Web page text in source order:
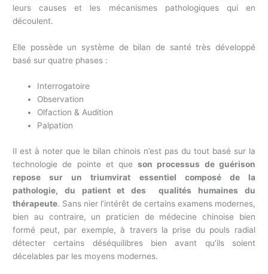
leurs causes et les mécanismes pathologiques qui en
découlent.
Elle possède un système de bilan de santé très développé
basé sur quatre phases :
Interrogatoire
Observation
Olfaction & Audition
Palpation
Il est à noter que le bilan chinois n’est pas du tout basé sur la
technologie de pointe et queson processus de guérison
repose sur un triumvirat essentiel composé de la
pathologie, du patient et des qualités humaines du
thérapeute. Sans nier l’intérêt de certains examens modernes,
bien au contraire, un praticien de médecine chinoise bien
formé peut, par exemple, à travers la prise du pouls radial
détecter certains déséquilibres bien avant qu’ils soient
décelables par les moyens modernes.